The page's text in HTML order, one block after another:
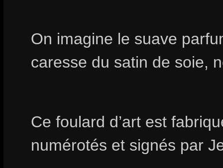
On imagine le suave
caresse du satin de soie,
Ce foulard d’art est
numérotés et signés par